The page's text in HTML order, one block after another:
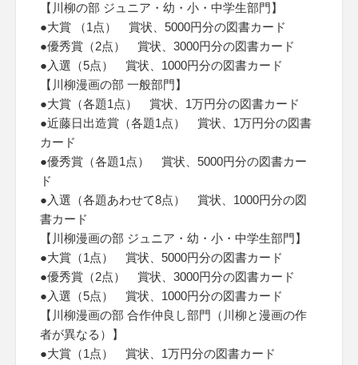
【川柳の部 ジュニア・幼・小・中学生部門】
●大賞 （1点） 賞状、5000円分の図書カード
●優秀賞（2点） 賞状、3000円分の図書カード
●入選（5点） 賞状、1000円分の図書カード
【川柳漫画の部 一般部門】
●大賞（各題1点） 賞状、1万円分の図書カード
●近藤日出造賞（各題1点） 賞状、1万円分の図書
カード
●優秀賞（各題1点） 賞状、5000円分の図書カー
ド
●入選（各題あわせて8点） 賞状、1000円分の図
書カード
【川柳漫画の部 ジュニア・幼・小・中学生部門】
●大賞（1点） 賞状、5000円分の図書カード
●優秀賞（2点） 賞状、3000円分の図書カード
●入選（5点） 賞状、1000円分の図書カード
【川柳漫画の部 合作仲良し部門（川柳と漫画の作
者が異なる）】
●大賞（1点） 賞状、1万円分の図書カード